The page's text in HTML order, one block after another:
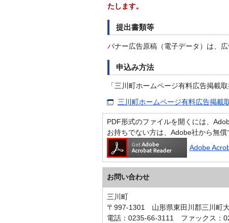
たします。
提出書類等
バナー広告原稿（電子データ）は、
申込み方法
「三川町ホームページ有料広告掲載取
三川町ホームページ有料広告掲載
PDF形式のファイルを開くには、
お持ちでない方は、Adobe社から無償
Adobe
お問い合わせ
三川町
〒997-1301 山形県東田川郡三川町
電話：0235-66-3111 ファックス：